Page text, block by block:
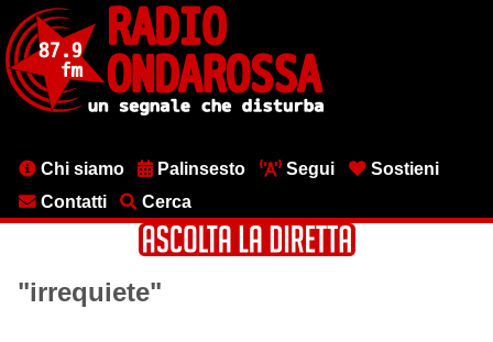
contenuto
principale
MenuChi siamo Palinsesto Segui
Sostieni
Contatti
Cerca
"irrequiete"